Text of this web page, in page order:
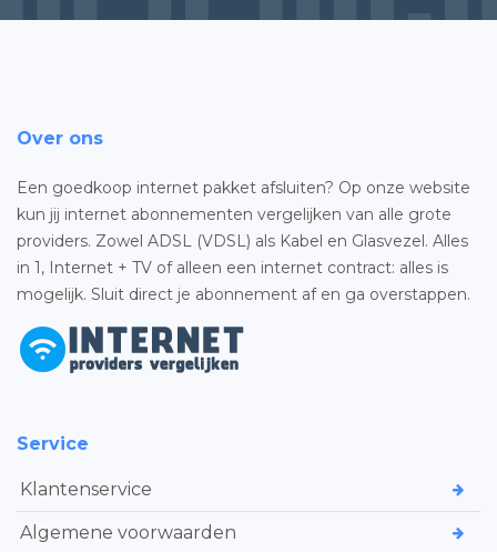
Over ons
Een goedkoop internet pakket afsluiten? Op onze website
kun jij internet abonnementen vergelijken van alle grote
providers. Zowel ADSL (VDSL) als Kabel en Glasvezel. Alles
in 1, Internet + TV of alleen een internet contract: alles is
mogelijk. Sluit direct je abonnement af en ga overstappen.
Service
Klantenservice
Algemene voorwaarden